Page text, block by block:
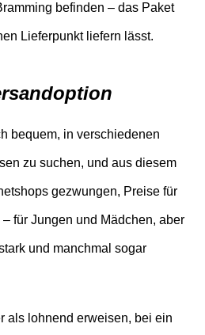
befinden – das Paket
Lieferpunkt liefern lässt.
bequem, in verschiedenen
zu suchen, und aus diesem
gezwungen, Preise für
für Jungen und Mädchen, aber
und manchmal sogar
als lohnend erweisen, bei ein